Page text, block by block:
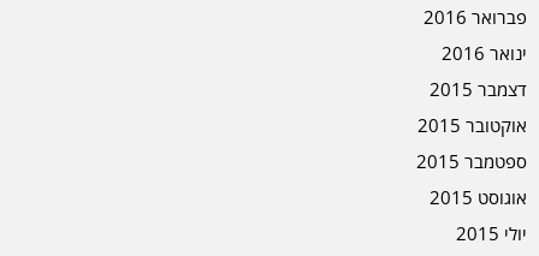
פברואר 2016
ינואר 2016
דצמבר 2015
אוקטובר 2015
ספטמבר 2015
אוגוסט 2015
יולי 2015